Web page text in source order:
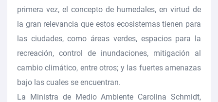
primera vez, el concepto de humedales, en virtud de
la gran relevancia que estos ecosistemas tienen para
las ciudades, como áreas verdes, espacios para la
recreación, control de inundaciones, mitigación al
cambio climático, entre otros; y las fuertes amenazas
bajo las cuales se encuentran.
La Ministra de Medio Ambiente Carolina Schmidt,